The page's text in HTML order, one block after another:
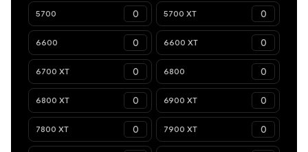
5700 5700 XT
6600 6600 XT
6700 XT 6800
6800 XT 6900 XT
7800 XT 7900 XT